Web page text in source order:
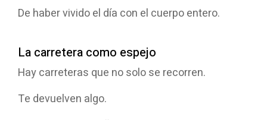
De haber vivido el día con el cuerpo entero.
La carretera como espejo
Hay carreteras que no solo se recorren.
Te devuelven algo.